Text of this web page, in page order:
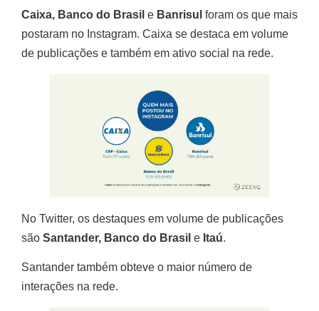
Caixa, Banco do Brasil e Banrisul foram os que mais
postaram no Instagram. Caixa se destaca em volume
de publicações e também em ativo social na rede.
No Twitter, os destaques em volume de publicações
são Santander, Banco do Brasil e Itaú.
Santander também obteve o maior número de
interações na rede.